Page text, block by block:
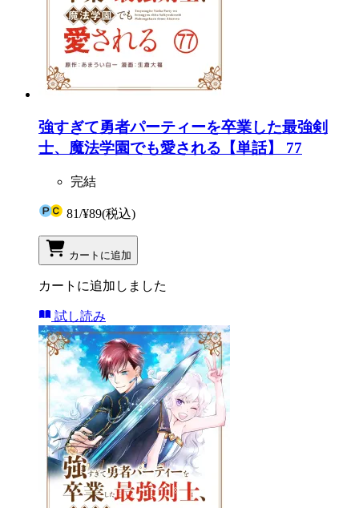
強すぎて勇者パーティーを卒業した最強剣
士、魔法学園でも愛される【単話】 77
完結
81/¥89(税込)
カートに追加
カートに追加しました
試し読み